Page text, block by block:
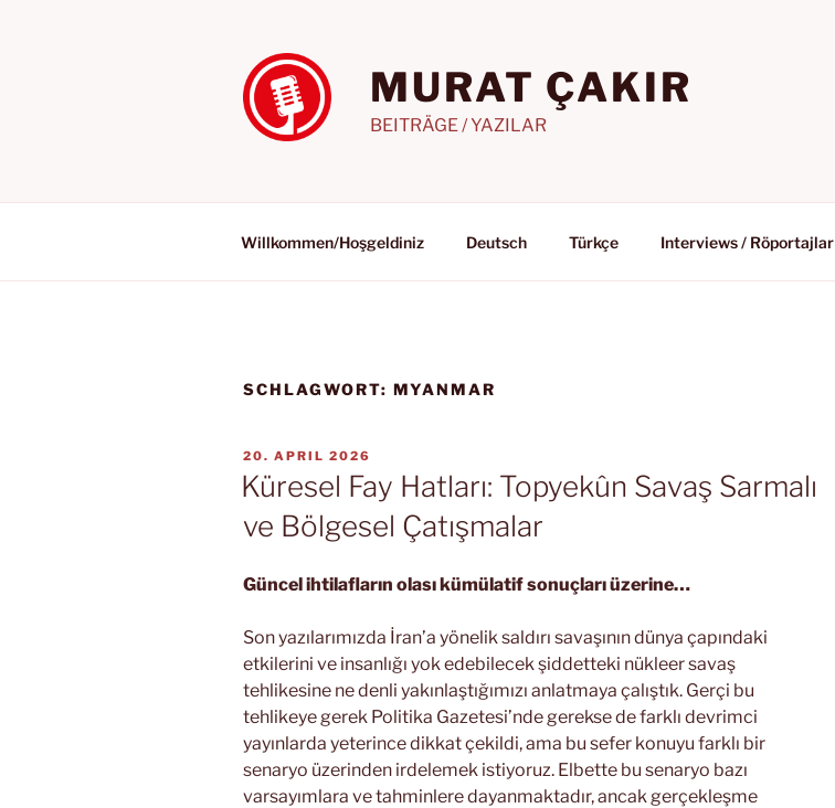
MURAT ÇAKIR
BEITRÄGE / YAZILAR
Willkommen/Hoşgeldiniz Deutsch Türkçe Interviews / Röportajlar
SCHLAGWORT: MYANMAR
VERÖFFENTLICHT
AM
20. APRIL 2026
Küresel Fay Hatları: Topyekûn Savaş Sarmalı
ve Bölgesel Çatışmalar
Güncel ihtilafların olası kümülatif sonuçları üzerine…
Son yazılarımızda İran’a yönelik saldırı savaşının dünya çapındaki
etkilerini ve insanlığı yok edebilecek şiddetteki nükleer savaş
tehlikesine ne denli yakınlaştığımızı anlatmaya çalıştık. Gerçi bu
tehlikeye gerek Politika Gazetesi’nde gerekse de farklı devrimci
yayınlarda yeterince dikkat çekildi, ama bu sefer konuyu farklı bir
senaryo üzerinden irdelemek istiyoruz. Elbette bu senaryo bazı
varsayımlara ve tahminlere dayanmaktadır, ancak gerçekleşme